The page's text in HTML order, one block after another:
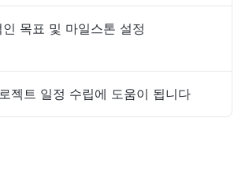
목표 및 마일스톤 설정
젝트 일정 수립에 도움이 됩니다